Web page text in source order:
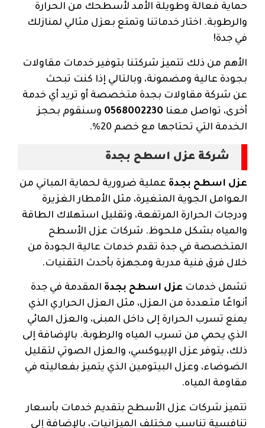
حماية فعالة وطويلة الأمد لأسطحك من الحرارة
والرطوبة. اختار خدماتنا وتمتع بعزل مثالي لمنازلك
في جدة!
الأهم من ذلك تتميز شركتنا بتوفير خدمات مقاولات
بجودة عالية ومضمونة، وبالتالي إذا كنت تبحث
عن شركة مقاولات بجدة متخصصة أو تريد أي خدمة
أخرى، تواصل معنا 0568002230 وسنقوم بحجز
الخدمة التي تحتاجها مع خصم 20%.
شركة عزل اسطح بجدة​
عزل اسطح بجدة عملية ضرورية لحماية المباني من
العوامل الجوية المتغيرة، مثل الأمطار الغزيرة
ودرجات الحرارة المرتفعة، وتقليل استهلاك الطاقة
والمياه بشكل ملحوظ. شركات عزل الأسطح
المتخصصة في جدة تقدم خدمات عالية الجودة من
خلال فرق فنية مدربة ومجهزة بأحدث التقنيات.
تشمل خدمات عزل اسطح بجدة المقدمة في جدة
أنواعًا متعددة من العزل، مثل العزل الحراري الذي
يمنع تسرب الحرارة إلى داخل المبنى، والعزل المائي
الذي يحمي من تسرب المياه والرطوبة. بالإضافة إلى
ذلك، يتوفر عزل الإيبوكسي، والعزل الصوتي لتقليل
الضوضاء، وعزل البيتومين الذي يتميز بفعاليته في
مقاومة المياه.
تتميز شركات عزل الأسطح بتقديم خدمات بأسعار
تنافسية تناسب مختلف الميزانيات، بالإضافة إلى